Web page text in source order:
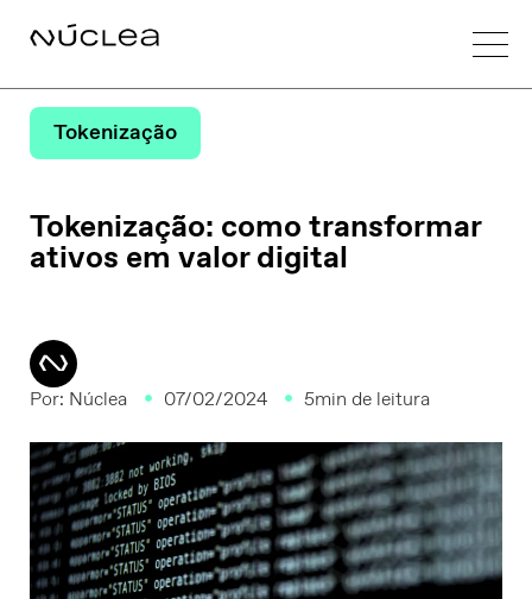
Tokenização
Tokenização: como transformar
ativos em valor digital
Por: Núclea 07/02/2024 5min de leitura